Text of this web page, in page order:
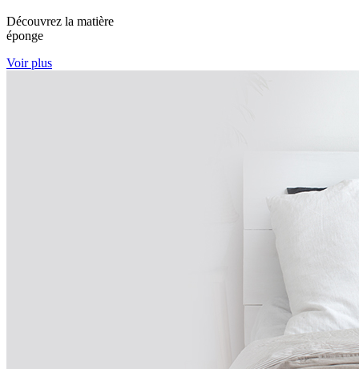
Découvrez la matière
éponge
Voir plus